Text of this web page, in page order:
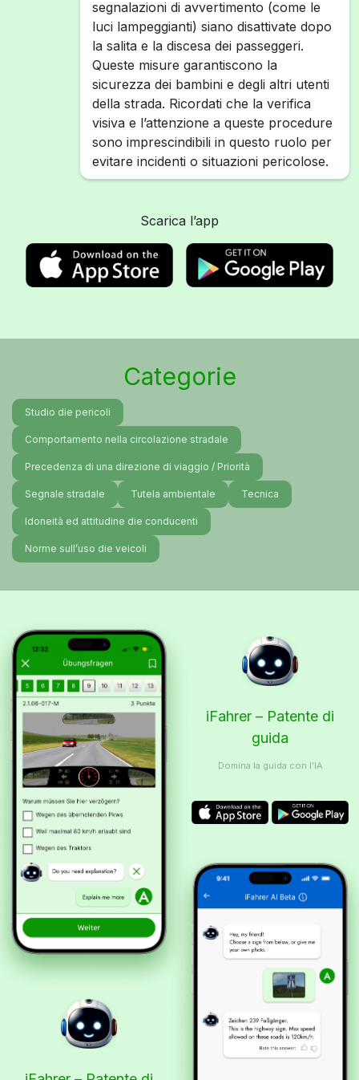
segnalazioni di avvertimento (come le
luci lampeggianti) siano disattivate dopo
la salita e la discesa dei passeggeri.
Queste misure garantiscono la
sicurezza dei bambini e degli altri utenti
della strada. Ricordati che la verifica
visiva e l’attenzione a queste procedure
sono imprescindibili in questo ruolo per
evitare incidenti o situazioni pericolose.
Scarica l’app
Categorie
Studio die pericoli
Comportamento nella circolazione stradale
Precedenza di una direzione di viaggio / Priorità
Segnale stradale Tutela ambientale Tecnica
Idoneità ed attitudine die conducenti
Norme sull’uso die veicoli
iFahrer – Patente di
guida
Domina la guida con l’IA